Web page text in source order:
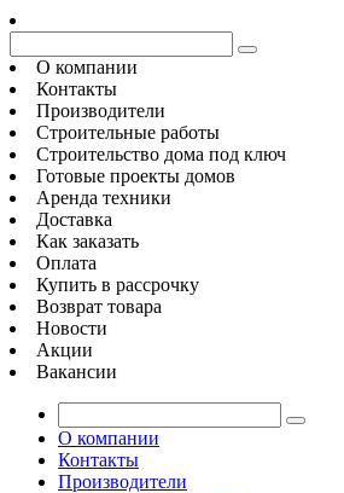
О компании
Контакты
Производители
Строительные работы
Строительство дома под ключ
Готовые проекты домов
Аренда техники
Доставка
Как заказать
Оплата
Купить в рассрочку
Возврат товара
Новости
Акции
Вакансии
О компании
Контакты
Производители